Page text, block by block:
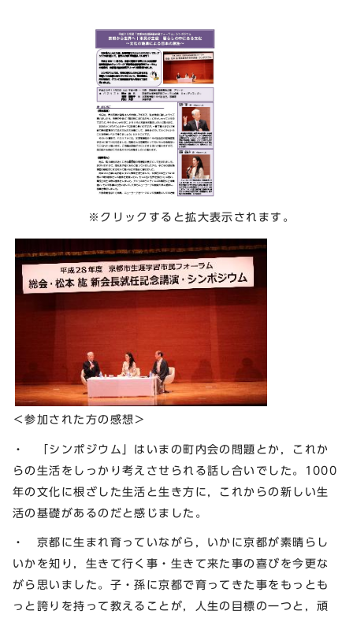
※クリックすると拡大表示されます。
＜参加された方の感想＞
・ 「シンポジウム」はいまの町内会の問題とか，これか
らの生活をしっかり考えさせられる話し合いでした。1000
年の文化に根ざした生活と生き方に，これからの新しい生
活の基礎があるのだと感じました。
・ 京都に生まれ育っていながら，いかに京都が素晴らし
いかを知り，生きて行く事・生きて来た事の喜びを今更な
がら思いました。子・孫に京都で育ってきた事をもっとも
っと誇りを持って教えることが，人生の目標の一つと，頑